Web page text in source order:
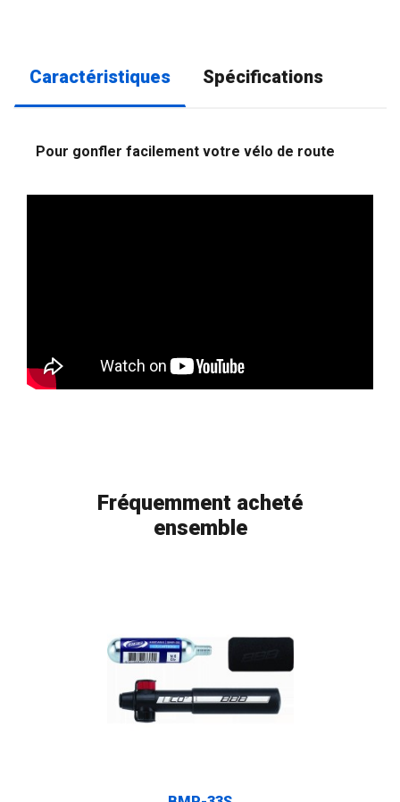
Caractéristiques Spécifications
Pour gonfler facilement votre vélo de route
Fréquemment acheté
ensemble